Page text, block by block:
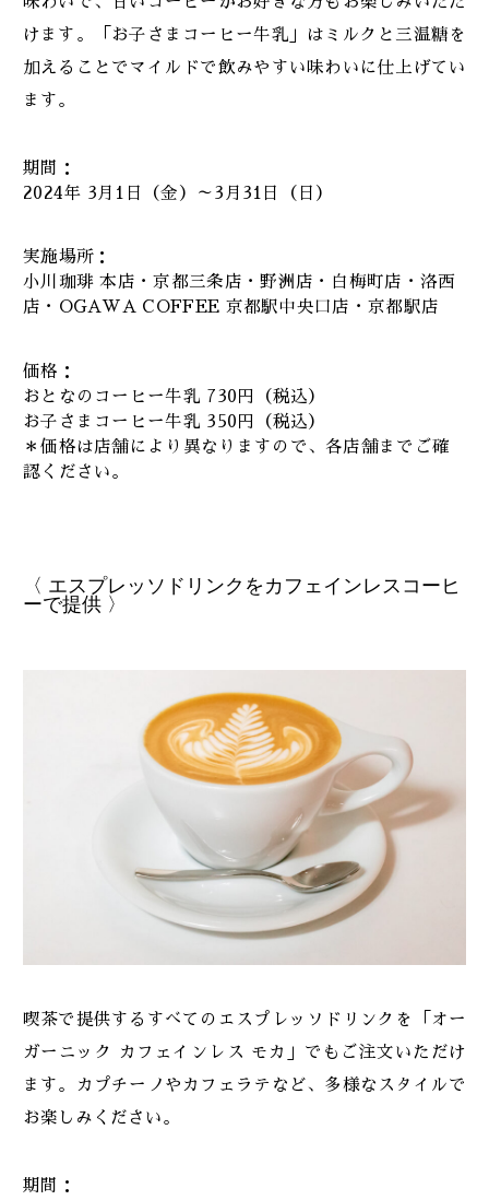
けます。「お子さまコーヒー牛乳」はミルクと三温糖を
加えることでマイルドで飲みやすい味わいに仕上げてい
ます。
期間：
2024年 3月1日（金）～3月31日（日）
実施場所：
小川珈琲 本店・京都三条店・野洲店・白梅町店・洛西
店・OGAWA COFFEE 京都駅中央口店・京都駅店
価格：
おとなのコーヒー牛乳 730円（税込）
お子さまコーヒー牛乳 350円（税込）
＊価格は店舗により異なりますので、各店舗までご確
認ください。
〈 エスプレッソドリンクをカフェインレスコーヒ
ーで提供 〉
喫茶で提供するすべてのエスプレッソドリンクを「オー
ガーニック カフェインレス モカ」でもご注文いただけ
ます。カプチーノやカフェラテなど、多様なスタイルで
お楽しみください。
期間：